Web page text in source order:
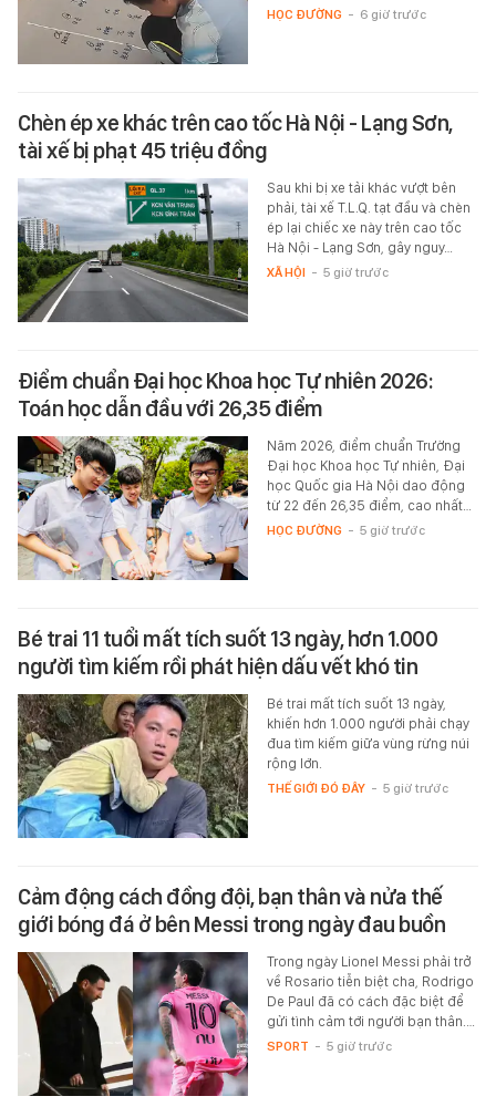
HỌC ĐƯỜNG - 6 giờ trước
Chèn ép xe khác trên cao tốc Hà Nội - Lạng Sơn,
tài xế bị phạt 45 triệu đồng
Sau khi bị xe tải khác vượt bên
phải, tài xế T.L.Q. tạt đầu và chèn
ép lại chiếc xe này trên cao tốc
Hà Nội - Lạng Sơn, gây nguy…
XÃ HỘI - 5 giờ trước
Điểm chuẩn Đại học Khoa học Tự nhiên 2026:
Toán học dẫn đầu với 26,35 điểm
Năm 2026, điểm chuẩn Trường
Đại học Khoa học Tự nhiên, Đại
học Quốc gia Hà Nội dao động
từ 22 đến 26,35 điểm, cao nhất…
HỌC ĐƯỜNG - 5 giờ trước
Bé trai 11 tuổi mất tích suốt 13 ngày, hơn 1.000
người tìm kiếm rồi phát hiện dấu vết khó tin
Bé trai mất tích suốt 13 ngày,
khiến hơn 1.000 người phải chạy
đua tìm kiếm giữa vùng rừng núi
rộng lớn.
THẾ GIỚI ĐÓ ĐÂY - 5 giờ trước
Cảm động cách đồng đội, bạn thân và nửa thế
giới bóng đá ở bên Messi trong ngày đau buồn
Trong ngày Lionel Messi phải trở
về Rosario tiễn biệt cha, Rodrigo
De Paul đã có cách đặc biệt để
gửi tình cảm tới người bạn thân.…
SPORT - 5 giờ trước